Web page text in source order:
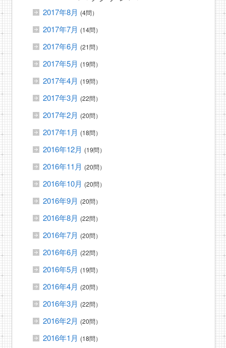
2017年8月 (4問）
2017年7月 (14問）
2017年6月 (21問）
2017年5月 (19問）
2017年4月 (19問）
2017年3月 (22問）
2017年2月 (20問）
2017年1月 (18問）
2016年12月 (19問）
2016年11月 (20問）
2016年10月 (20問）
2016年9月 (20問）
2016年8月 (22問）
2016年7月 (20問）
2016年6月 (22問）
2016年5月 (19問）
2016年4月 (20問）
2016年3月 (22問）
2016年2月 (20問）
2016年1月 (18問）